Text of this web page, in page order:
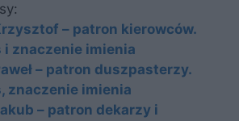
– patron kierowców.
i znaczenie imienia
– patron duszpasterzy.
znaczenie imienia
– patron dekarzy i